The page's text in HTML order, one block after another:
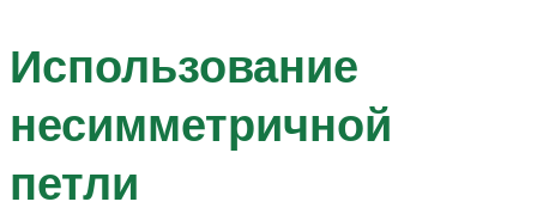
Использование
несимметричной
петли